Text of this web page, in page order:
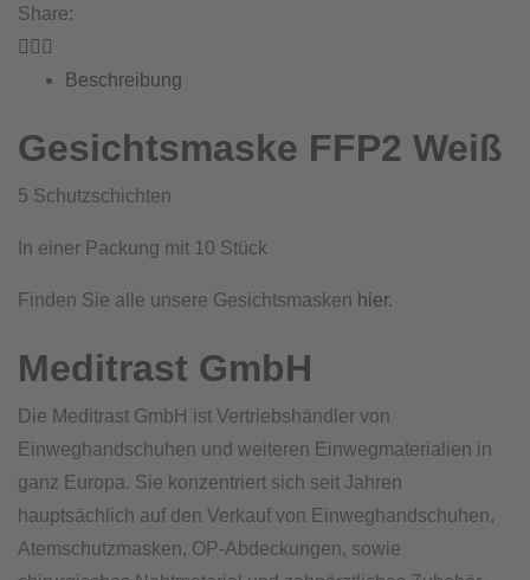
Share:
Beschreibung
Gesichtsmaske FFP2 Weiß
5 Schutzschichten
In einer Packung mit 10 Stück
Finden Sie alle unsere Gesichtsmasken hier.
Meditrast GmbH
Die Meditrast GmbH ist Vertriebshändler von
Einweghandschuhen und weiteren Einwegmaterialien in
ganz Europa. Sie konzentriert sich seit Jahren
hauptsächlich auf den Verkauf von Einweghandschuhen,
Atemschutzmasken, OP-Abdeckungen, sowie